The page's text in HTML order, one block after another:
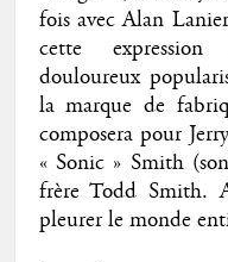
fois avec Alan
cette
douloureux
la marque de
composera pour
« Sonic » Smith
frère Todd Smith.
pleurer le monde